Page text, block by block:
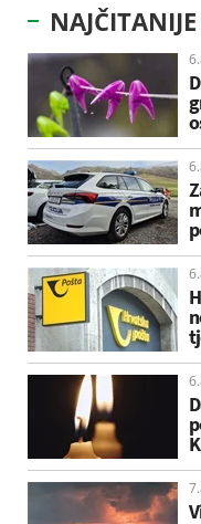
NAJČITANIJE